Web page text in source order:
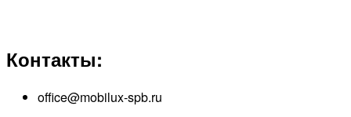
Контакты:
office@mobilux-spb.ru